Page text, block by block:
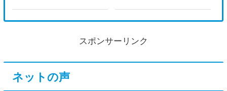
スポンサーリンク
ネットの声